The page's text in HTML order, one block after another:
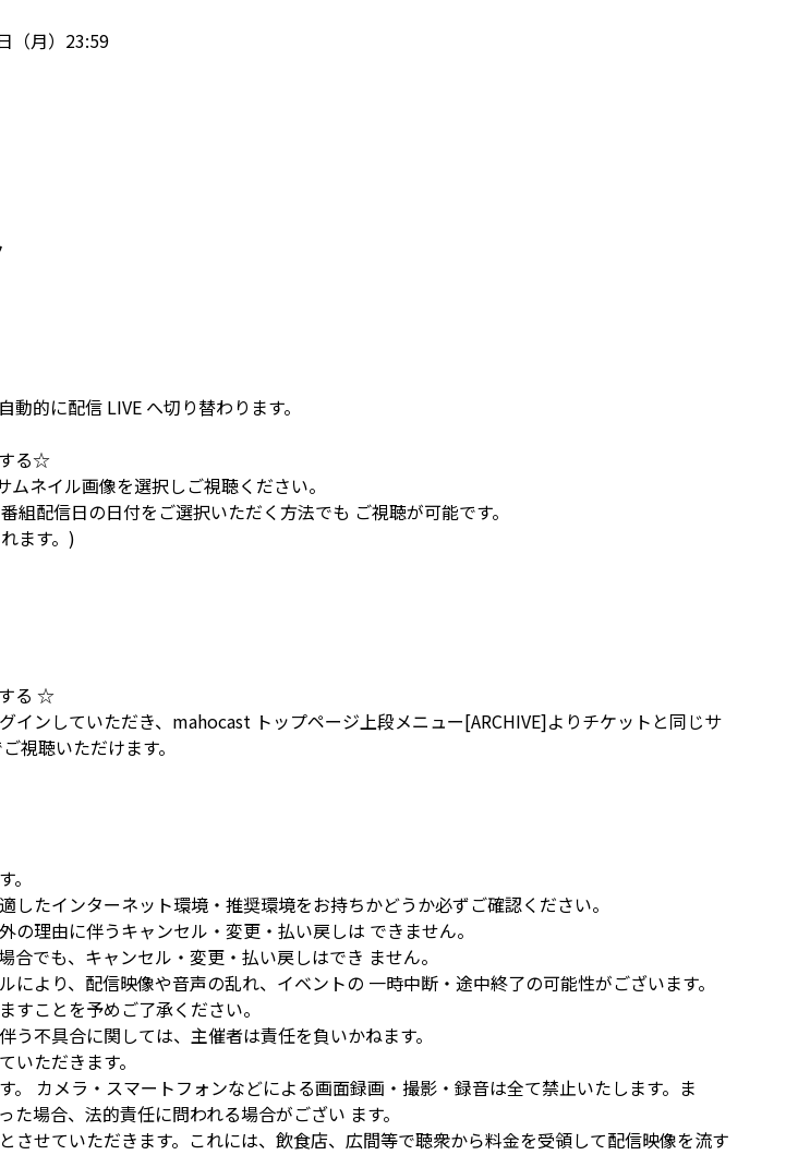
（月）23:59
的に配信 LIVE へ切り替わります。
る☆
ネイル画像を選択しご視聴ください。
組配信日の日付をご選択いただく方法でも ご視聴が可能です。
ます。)
る ☆
インしていただき、mahocast トップページ上段メニュー[ARCHIVE]よりチケットと同じサ
視聴いただけます。
たインターネット環境・推奨環境をお持ちかどうか必ずご確認ください。
理由に伴うキャンセル・変更・払い戻しは できません。
でも、キャンセル・変更・払い戻しはでき ません。
より、配信映像や音声の乱れ、イベントの 一時中断・途中終了の可能性がございます。
すことを予めご了承ください。
不具合に関しては、主催者は責任を負いかねます。
ただきます。
カメラ・スマートフォンなどによる画面録画・撮影・録音は全て禁止いたします。ま
場合、法的責任に問われる場合がござい ます。
せていただきます。これには、飲食店、広間等で聴衆から料金を受領して配信映像を流す